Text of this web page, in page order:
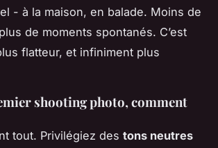
- à la maison, en balade. Moins de
de moments spontanés. C’est
flatteur, et infiniment plus
shooting photo, comment
tout. Privilégiez des tons neutres